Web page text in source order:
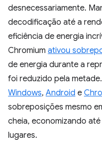
desnecessariamente.
decodificação até a
eficiência de energia
Chromium ativou
de energia durante a
foi reduzido pela
Windows, Android e
sobreposições mesmo
cheia, economizando
lugares.